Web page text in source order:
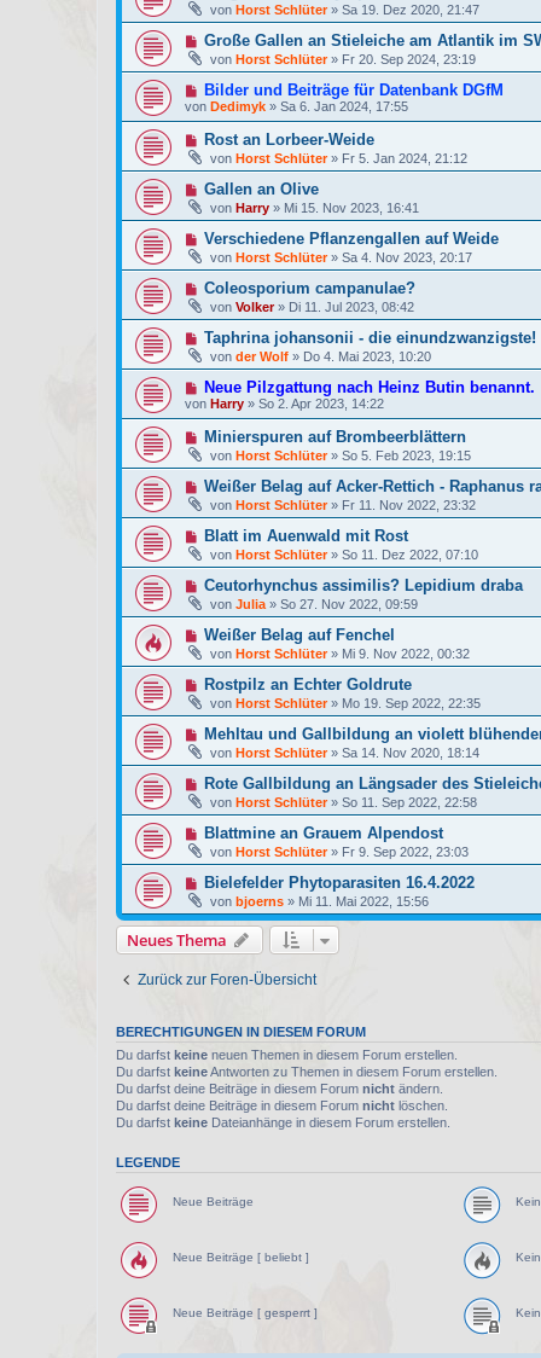
von Horst Schlüter» Sa 19. Dez 2020, 21:47
Große Gallen an Stieleiche am Atlantik im
von Horst Schlüter» Fr 20. Sep 2024, 23:19
Bilder und Beiträge für Datenbank DGfM
von Dedimyk » Sa 6. Jan 2024, 17:55
Rost an Lorbeer-Weide
von Horst Schlüter» Fr 5. Jan 2024, 21:12
Gallen an Olive
von Harry » Mi 15. Nov 2023, 16:41
Verschiedene Pflanzengallen auf Weide
von Horst Schlüter» Sa 4. Nov 2023, 20:17
Coleosporium campanulae?
von Volker» Di 11. Jul 2023, 08:42
Taphrina johansonii - die einundzwanzigste!
von der Wolf » Do 4. Mai 2023, 10:20
Neue Pilzgattung nach Heinz Butin benannt.
von Harry » So 2. Apr 2023, 14:22
Minierspuren auf Brombeerblättern
von Horst Schlüter» So 5. Feb 2023, 19:15
Weißer Belag auf Acker-Rettich - Raphanus
von Horst Schlüter» Fr 11. Nov 2022, 23:32
Blatt im Auenwald mit Rost
von Horst Schlüter» So 11. Dez 2022, 07:10
Ceutorhynchus assimilis? Lepidium draba
von Julia » So 27. Nov 2022, 09:59
Weißer Belag auf Fenchel
von Horst Schlüter» Mi 9. Nov 2022, 00:32
Rostpilz an Echter Goldrute
von Horst Schlüter» Mo 19. Sep 2022, 22:35
Mehltau und Gallbildung an violett
von Horst Schlüter» Sa 14. Nov 2020, 18:14
Rote Gallbildung an Längsader des
von Horst Schlüter» So 11. Sep 2022, 22:58
Blattmine an Grauem Alpendost
von Horst Schlüter» Fr 9. Sep 2022, 23:03
Bielefelder Phytoparasiten 16.4.2022
von bjoerns » Mi 11. Mai 2022, 15:56
Neues Thema
Zurück zur Foren-Übersicht
BERECHTIGUNGEN IN DIESEM FORUM
Du darfst keine neuen Themen in diesem Forum erstellen.
Du darfst keineAntworten zu Themen in diesem Forum erstellen.
Du darfst deine Beiträge in diesem Forum nicht ändern.
Du darfst deine Beiträge in diesem Forum nicht löschen.
Du darfst keine Dateianhänge in diesem Forum erstellen.
LEGENDE
Neue Beiträge
Neue Beiträge [ beliebt ]
Neue Beiträge [ gesperrt ]